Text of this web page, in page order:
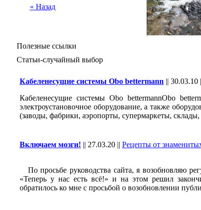
« Назад
Полезные ссылки
Статьи-случайный выбор
Кабеленесущие системы Obo bettermann || 30.03.10
Кабеленесущие системы Obo bettermannObo
электроустановочное оборудование, а также
(заводы, фабрики, аэропорты, супермаркеты, склады,
Включаем мозги! || 27.03.20 || Рецепты от
По просьбе руководства сайта, я возобновляю
«Теперь у нас есть всё!» и на этом решил
обратилось ко мне с просьбой о возобновлении